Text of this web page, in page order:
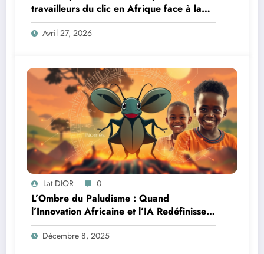
travailleurs du clic en Afrique face à la
révolution numérique
Avril 27, 2026
Lat DIOR 0
L’Ombre du Paludisme : Quand
l’Innovation Africaine et l’IA Redéfinissent
la Lutte
Décembre 8, 2025